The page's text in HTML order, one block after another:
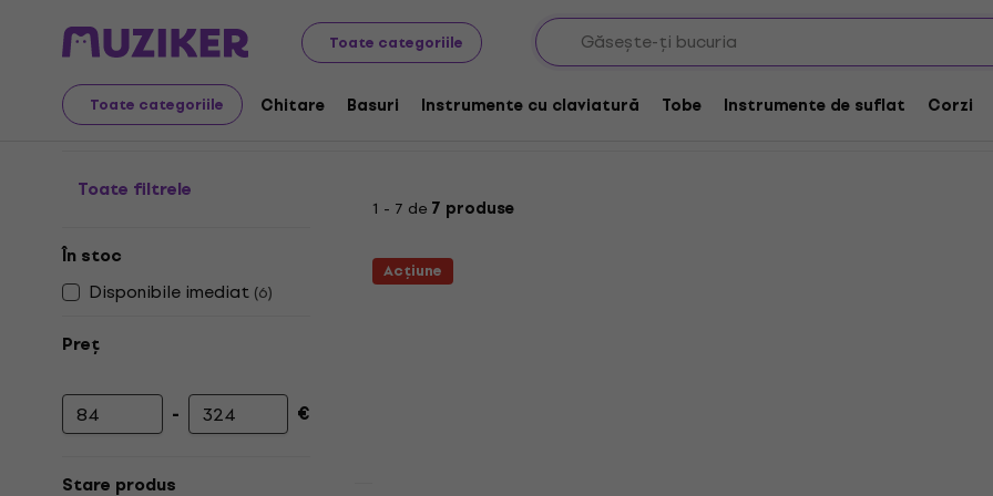
Toate categoriile
Toate categoriile Chitare Basuri Instrumente cu claviatură Tobe Instrumente de suflat Corzi
Audio Video Tech Foto & video Rame foto digitale
Rame foto digitale
Toate filtrele
În stoc
Disponibile imediat (6)
Preț
Prețul minim
- Prețul maxim€
Stare produs
1 - 7 de 7 produse
Acțiune